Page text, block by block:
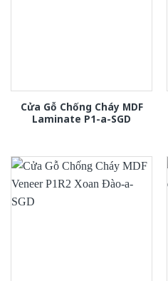
Cửa Gỗ Chống Cháy MDF
Laminate P1-a-SGD